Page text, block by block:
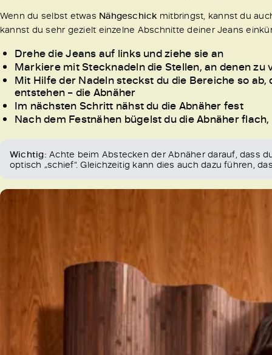
Wenn du selbst etwas Nähgeschick mitbringst, kannst du
kannst du sehr gezielt einzelne Abschnitte deiner Jeans
Drehe die Jeans auf links und ziehe sie an
Markiere mit Stecknadeln die Stellen, an denen
Mit Hilfe der Nadeln steckst du die Bereiche so
entstehen – die Abnäher
Im nächsten Schritt nähst du die Abnäher fest
Nach dem Festnähen bügelst du die Abnäher
Wichtig:Achte beim Abstecken der Abnäher darauf, dass
optisch „schief“. Gleichzeitig kann dies auch dazu führen,